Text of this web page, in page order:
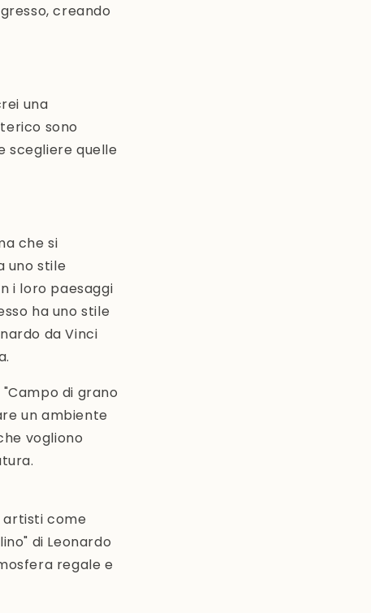
creando
una
sono
scegliere quelle
che si
uno stile
i loro paesaggi
ha uno stile
da Vinci
di grano
un ambiente
vogliono
artisti come
di Leonardo
regale e